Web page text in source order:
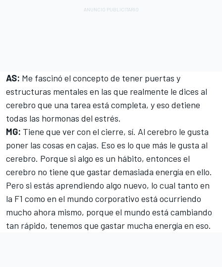
AS: Me fascinó el concepto de tener puertas y
estructuras mentales en las que realmente le dices al
cerebro que una tarea está completa, y eso detiene
todas las hormonas del estrés.
MG: Tiene que ver con el cierre, sí. Al cerebro le gusta
poner las cosas en cajas. Eso es lo que más le gusta al
cerebro. Porque si algo es un hábito, entonces el
cerebro no tiene que gastar demasiada energía en ello.
Pero si estás aprendiendo algo nuevo, lo cual tanto en
la F1 como en el mundo corporativo está ocurriendo
mucho ahora mismo, porque el mundo está cambiando
tan rápido, tenemos que gastar mucha energía en eso.